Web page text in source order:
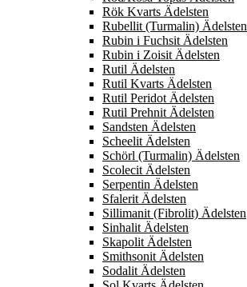
Rök Kvarts Ädelsten
Rubellit (Turmalin) Ädelsten
Rubin i Fuchsit Ädelsten
Rubin i Zoisit Ädelsten
Rutil Ädelsten
Rutil Kvarts Ädelsten
Rutil Peridot Ädelsten
Rutil Prehnit Ädelsten
Sandsten Ädelsten
Scheelit Ädelsten
Schörl (Turmalin) Ädelsten
Scolecit Ädelsten
Serpentin Ädelsten
Sfalerit Ädelsten
Sillimanit (Fibrolit) Ädelsten
Sinhalit Ädelsten
Skapolit Ädelsten
Smithsonit Ädelsten
Sodalit Ädelsten